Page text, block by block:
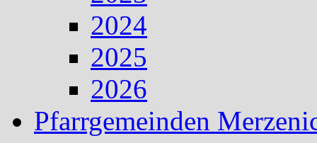
2024
2025
2026
Pfarrgemeinden